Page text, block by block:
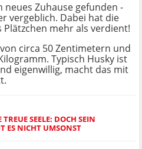
neues Zuhause gefunden -
vergeblich. Dabei hat die
mehr als verdient!
circa 50 Zentimetern und
Typisch Husky ist
eigenwillig, macht das mit
SEELE: DOCH SEIN
ES NICHT UMSONST